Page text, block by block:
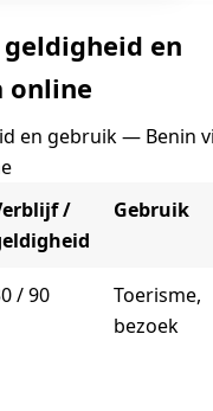
en
online
en gebruik — Benin
/
Gebruik
/ 90
Toerisme,
bezoek